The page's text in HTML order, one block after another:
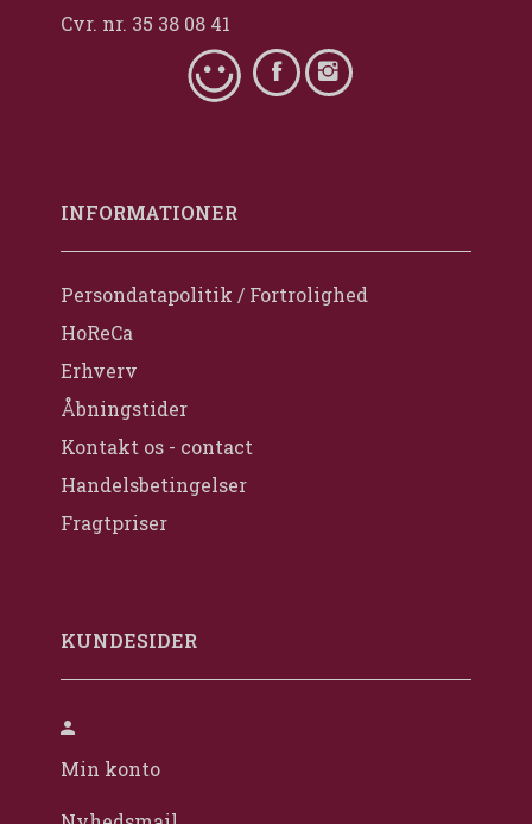
Cvr. nr. 35 38 08 41
INFORMATIONER
Persondatapolitik / Fortrolighed
HoReCa
Erhverv
Åbningstider
Kontakt os - contact
Handelsbetingelser
Fragtpriser
KUNDESIDER
Min konto